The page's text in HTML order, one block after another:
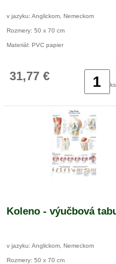
v jazyku: Anglickom, Nemeckom
Rozmery: 50 x 70 cm
Materiál: PVC papier
31,77 €
ks
Koleno - výučbová
v jazyku: Anglickom, Nemeckom
Rozmery: 50 x 70 cm